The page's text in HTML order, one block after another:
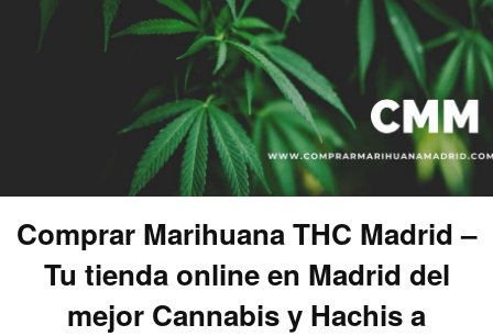
Comprar Marihuana THC Madrid –
Tu tienda online en Madrid del
mejor Cannabis y Hachis a